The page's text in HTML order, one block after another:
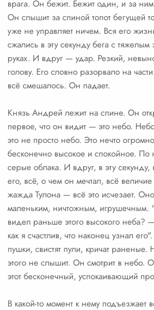
врага. Он бежит. Бежит один, и за
Он слышит за спиной топот бегущей
уже не управляет ничем. Вся его
сжались в эту секунду бега с
руках. И вдруг — удар. Резкий,
голову. Его словно разорвало на
всё смешалось. Он падает.
Князь Андрей лежит на спине. Он
первое, что он видит — это небо.
это не просто небо. Это нечто
бесконечно высокое и спокойное. По
серые облака. И вдруг, в эту секунду,
его, всё, о чем он мечтал, всё
жажда Тулона — всё это исчезает. Оно
маленьким, ничтожным, игрушечным.
видел раньше этого высокого
как я счастлив, что наконец узнал
пушки, свистят пули, кричат
этого не слышит. Он смотрит в небо.
этот бесконечный, успокаивающий
В какой-то момент к нему подъезжает